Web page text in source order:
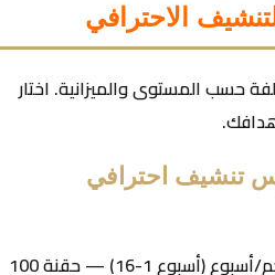
الاحترافي
حسب المستوى والميزانية. اختار
تنشيف احترافي
تستوستيرون بروبيونات: 200 مجم/أسبوع (أسبوع 1-16) — حقنة 100